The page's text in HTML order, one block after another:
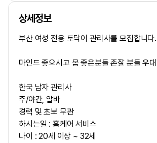
상세정보
부산 여성 전용 토닥이 관리사를 모집합니다.
마인드 좋으시고 몸 좋은분들 존잘 분들 우
한국 남자 관리사
주/야간, 알바
경력 및 초보 무관
하시는일 : 홈케어 서비스
나이 : 20세 이상 ~ 32세